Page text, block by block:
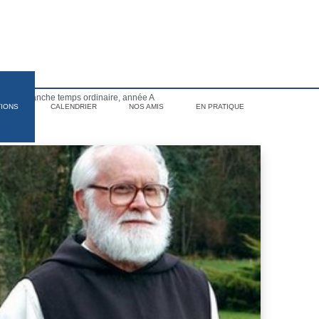
CALENDRIER NOS AMIS EN PRATIQUE
dimanche temps ordinaire, année A